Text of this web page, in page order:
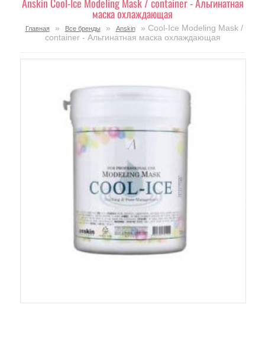
маска охлаждающая
Главная » Все бренды » Anskin
» Cool-Ice Modeling Mask /
container - Альгинатная маска охлаждающая